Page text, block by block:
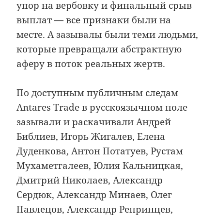
упор на вербовку и финальный срыв
выплат — все признаки были на
месте. А зазывалы были теми людьми,
которые превращали абстрактную
аферу в поток реальных жертв.
По доступным публичным следам
Antares Trade в русскоязычном поле
зазывали и раскачивали Андрей
Библиев, Игорь Жигалев, Елена
Дуденкова, Антон Потатуев, Рустам
Мухаметгалеев, Юлия Кальницкая,
Дмитрий Николаев, Александр
Сердюк, Александр Минаев, Олег
Павлецов, Александр Репринцев,